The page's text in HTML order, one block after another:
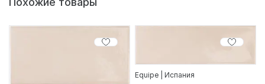
Equipe | Испания